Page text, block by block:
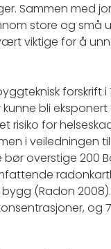
Sammen med
store og små
viktige for å
forskrift i
bli
for
i veiledningen
overstige 200
(Radon
og